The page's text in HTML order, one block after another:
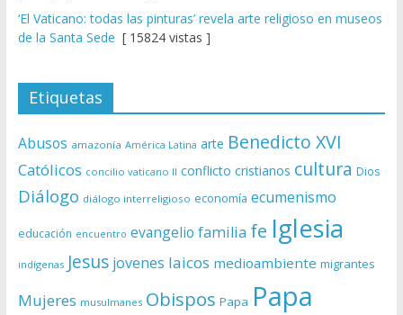
‘El Vaticano: todas las pinturas’ revela arte religioso en museos
de la Santa Sede [ 15824 vistas ]
Etiquetas
Abusos amazonía América Latina arte Benedicto XVI
Católicos concilio vaticano II conflicto cristianos cultura Dios
Diálogo diálogo interreligioso economía ecumenismo
educación encuentro evangelio familia fe Iglesia
indígenas Jesus jovenes laicos medioambiente migrantes
Mujeres musulmanes Obispos Papa Papa